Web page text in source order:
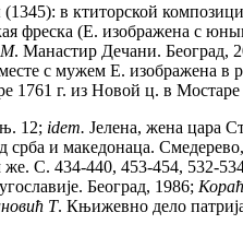
в ктиторской
фреска (Е. изображена
М. Манастир Дечани. Београд,
с мужем Е. изображена в
1761 г. из Новой ц. в
12; idem. Jелена, жена цара
срба и македонаца.
С. 434-440, 453-454, 532-
Београд, 1986;
Т. Књижевно дело